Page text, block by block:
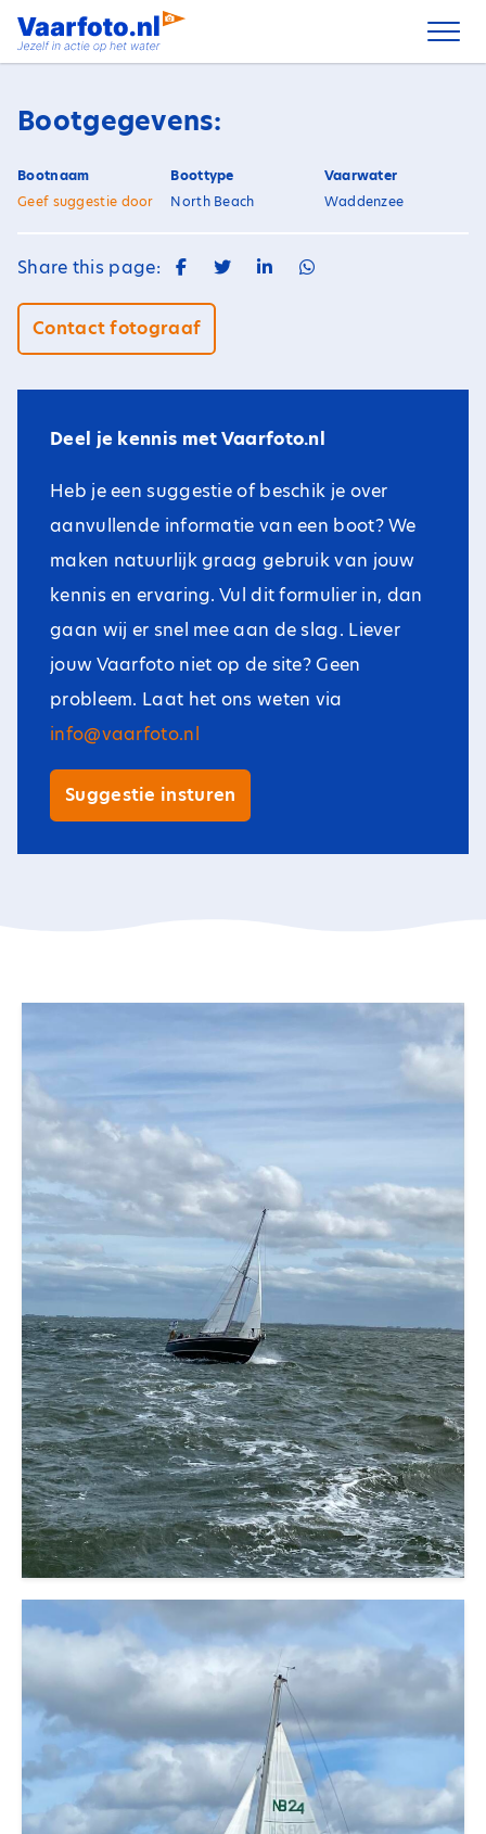
Spring
naar
Bootgegevens:
Bootnaam
Geef suggestie door
Boottype
North Beach
Vaarwater
Waddenzee
Share this page:
Contact fotograaf
Deel je kennis met Vaarfoto.nl
Heb je een suggestie of beschik je over
aanvullende informatie van een boot? We
maken natuurlijk graag gebruik van jouw
kennis en ervaring. Vul dit formulier in, dan
gaan wij er snel mee aan de slag. Liever
jouw Vaarfoto niet op de site? Geen
probleem. Laat het ons weten via
info@vaarfoto.nl
Suggestie insturen